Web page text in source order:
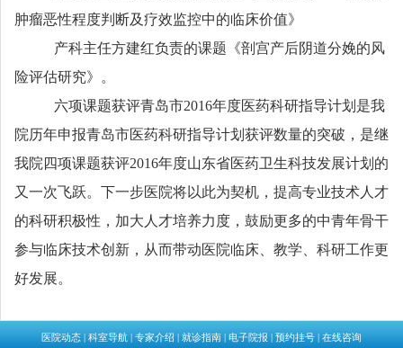
肿瘤恶性程度判断及疗效监控中的临床价值》
产科主任方建红负责的课题《剖宫产后阴道分娩的风
险评估研究》。
六项课题获评青岛市2016年度医药科研指导计划是我
院历年申报青岛市医药科研指导计划获评数量的突破，是继
我院四项课题获评2016年度山东省医药卫生科技发展计划的
又一次飞跃。下一步医院将以此为契机，提高专业技术人才
的科研积极性，加大人才培养力度，鼓励更多的中青年骨干
参与临床技术创新，从而带动医院临床、教学、科研工作更
好发展。
医院动态 | 科室导航 | 专家介绍 | 就诊指南 | 电子院报 | 预约挂号 | 在线咨询